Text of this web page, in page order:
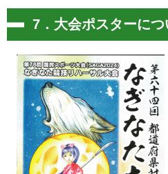
7．大会ポスターにつ